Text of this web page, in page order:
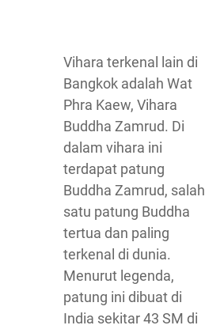
Vihara terkenal lain di
Bangkok adalah Wat
Phra Kaew, Vihara
Buddha Zamrud. Di
dalam vihara ini
terdapat patung
Buddha Zamrud, salah
satu patung Buddha
tertua dan paling
terkenal di dunia.
Menurut legenda,
patung ini dibuat di
India sekitar 43 SM di